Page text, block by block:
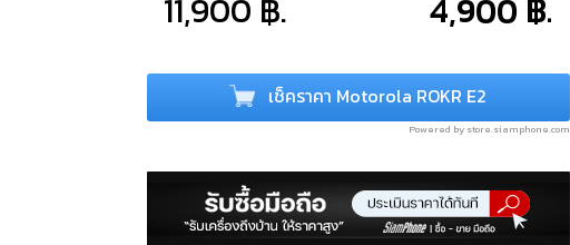
11,900 ฿. 4,900 ฿.
เช็คราคา Motorola ROKR E2
Powered by store.siamphone.com